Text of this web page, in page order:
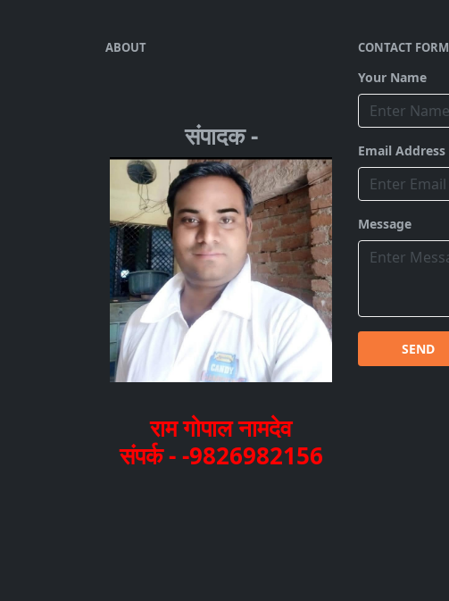
ABOUT
संपादक -
राम गोपाल नामदेव
संपर्क - -9826982156
CONTACT FORM
Your Name
Email Address
Message
SEND